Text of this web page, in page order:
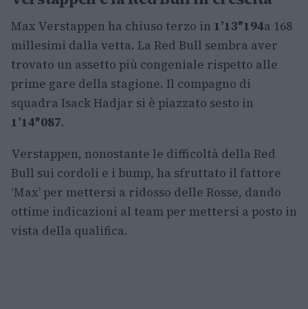
Max Verstappen ha chiuso terzo in 1’13″194a 168
millesimi dalla vetta. La Red Bull sembra aver
trovato un assetto più congeniale rispetto alle
prime gare della stagione. Il compagno di
squadra Isack Hadjar si è piazzato sesto in
1’14″087.
Verstappen, nonostante le difficoltà della Red
Bull sui cordoli e i bump, ha sfruttato il fattore
‘Max’ per mettersi a ridosso delle Rosse, dando
ottime indicazioni al team per mettersi a posto in
vista della qualifica.